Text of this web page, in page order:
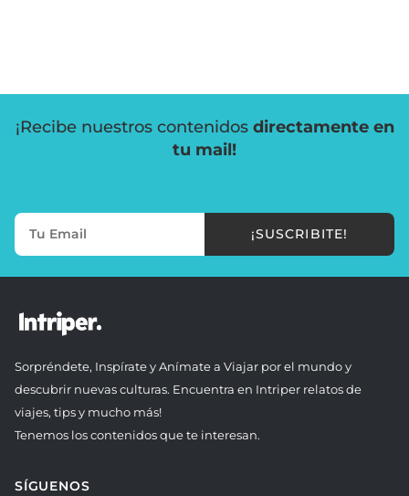
¡Recibe nuestros contenidos directamente en
tu mail!
¡SUSCRIBITE!
Sorpréndete, Inspírate y Anímate a Viajar por el mundo y
descubrir nuevas culturas. Encuentra en Intriper relatos de
viajes, tips y mucho más!
Tenemos los contenidos que te interesan.
SÍGUENOS